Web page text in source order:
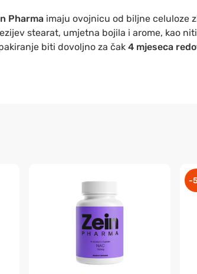
Pharmaimaju ovojnicu od biljne celuloze
stearat, umjetna bojila i arome, kao
biti dovoljno za čak 4 mjeseca
-